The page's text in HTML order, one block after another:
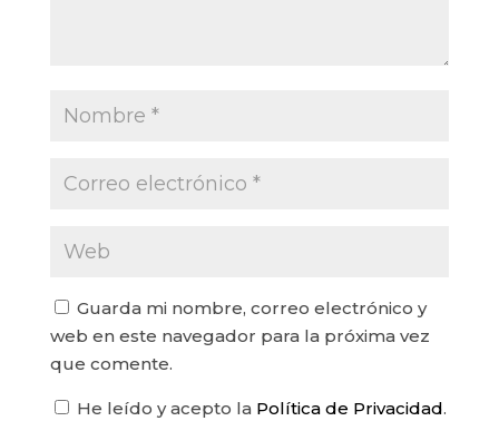
Guarda mi nombre, correo electrónico y
web en este navegador para la próxima vez
que comente.
He leído y acepto la Política de Privacidad.